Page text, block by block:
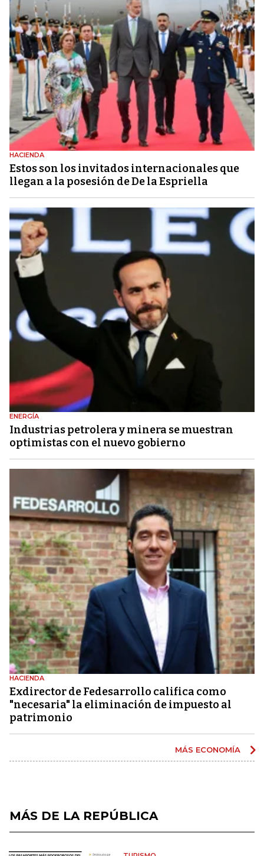
HACIENDA
Estos son los invitados internacionales que
llegan a la posesión de De la Espriella
ENERGÍA
Industrias petrolera y minera se muestran
optimistas con el nuevo gobierno
HACIENDA
Exdirector de Fedesarrollo califica como
"necesaria" la eliminación de impuesto al
patrimonio
MÁS ECONOMÍA
MÁS DE LA REPÚBLICA